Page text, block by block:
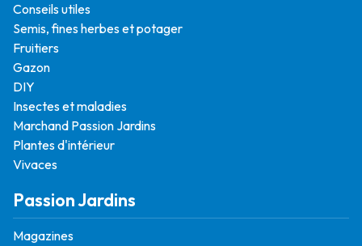
Conseils utiles
Semis, fines herbes et potager
Fruitiers
Gazon
DIY
Insectes et maladies
Marchand Passion Jardins
Plantes d'intérieur
Vivaces
Passion Jardins
Magazines